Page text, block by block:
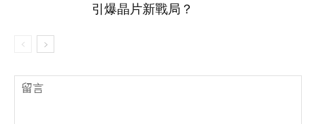
引爆晶片新戰局？